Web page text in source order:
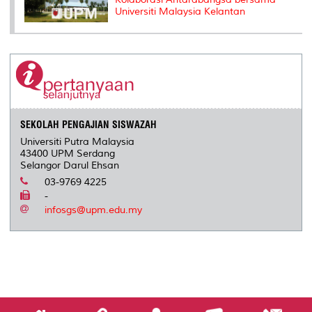
Universiti Malaysia Kelantan
SEKOLAH PENGAJIAN SISWAZAH
Universiti Putra Malaysia
43400 UPM Serdang
Selangor Darul Ehsan
03-9769 4225
-
infosgs@upm.edu.my